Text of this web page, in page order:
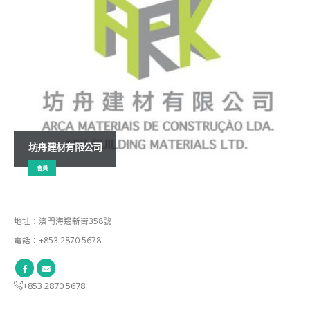
坊舟建材有限公司
會員
地址：澳門海邊新街358號
電話：+853 2870 5678
+853 2870 5678